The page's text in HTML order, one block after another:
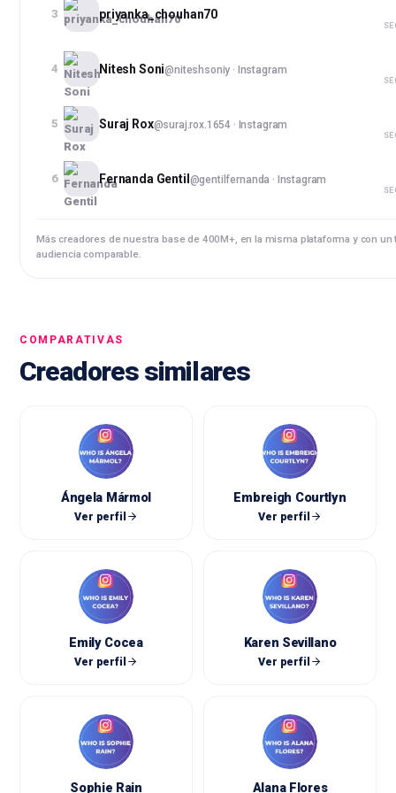
3 priyanka_chouhan70
4 Nitesh Soni@niteshsoniy · Instagram
5 Suraj Rox@suraj.rox.1654 · Instagram
6 Fernanda Gentil @gentilfernanda · Instagram
Más creadores de nuestra base de 400M+, en la misma plataforma y con un
audiencia comparable.
COMPARATIVAS
Creadores similares
Ángela Mármol
Ver perfil
Embreigh Courtlyn
Ver perfil
Emily Cocea
Ver perfil
Karen Sevillano
Ver perfil
Sophie Rain Alana Flores